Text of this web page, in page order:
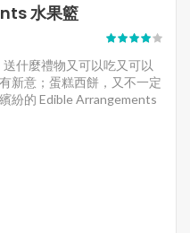
水果籃
什麼禮物又可以吃又可以
新意；蛋糕西餅，又不一定
紛的 Edible Arrangements